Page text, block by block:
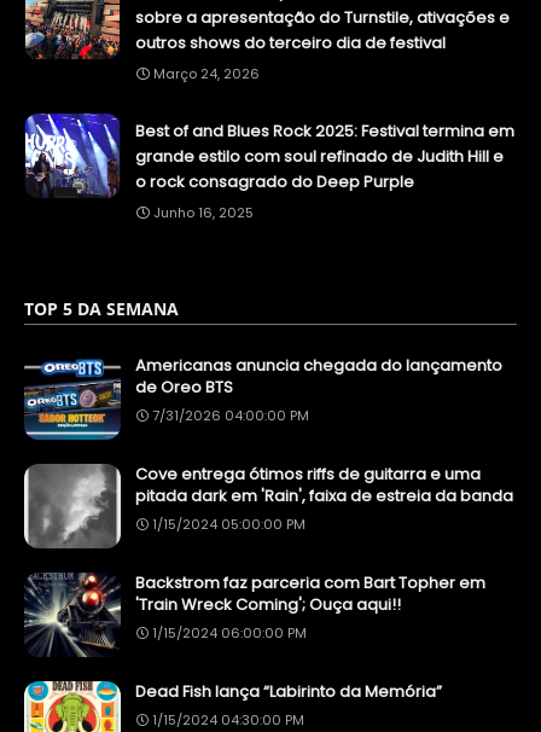
sobre a apresentação do Turnstile, ativações e
outros shows do terceiro dia de festival
Março 24, 2026
Best of and Blues Rock 2025: Festival termina em
grande estilo com soul refinado de Judith Hill e
o rock consagrado do Deep Purple
Junho 16, 2025
TOP 5 DA SEMANA
Americanas anuncia chegada do lançamento
de Oreo BTS
7/31/2026 04:00:00 PM
Cove entrega ótimos riffs de guitarra e uma
pitada dark em 'Rain', faixa de estreia da banda
1/15/2024 05:00:00 PM
Backstrom faz parceria com Bart Topher em
'Train Wreck Coming'; Ouça aqui!!
1/15/2024 06:00:00 PM
Dead Fish lança “Labirinto da Memória”
1/15/2024 04:30:00 PM